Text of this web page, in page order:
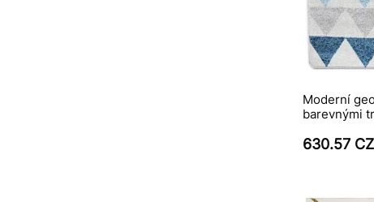
Moderní
barevnými
630.57